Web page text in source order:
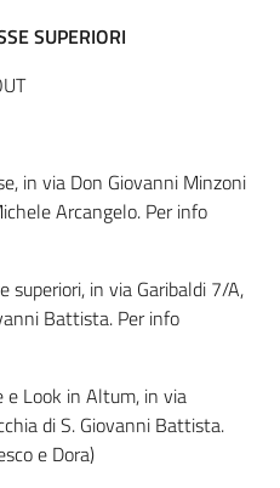
SUPERIORI
in via Don Giovanni Minzoni
Arcangelo. Per info
superiori, in via Garibaldi 7/A,
Battista. Per info
e Look in Altum, in via
di S. Giovanni Battista.
e Dora)